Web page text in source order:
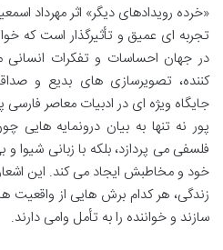
«خرده رویدادهای دیگر» اثر مهرداد
تجربه ای عمیق و تأثیرگذار است که
در جهان احساسات و تفکرات انسانی
کننده، تصویرسازی های بدیع و
جایگاه ویژه ای در ادبیات معاصر
پور نه تنها به بیان درونمایه هایی
فلسفی می پردازد، بلکه با زبانی
خود و مخاطبش ایجاد می کند. این
زندگی، هر کدام برش هایی از واقعیت
سازند و خواننده را به تأمل وامی دارند.